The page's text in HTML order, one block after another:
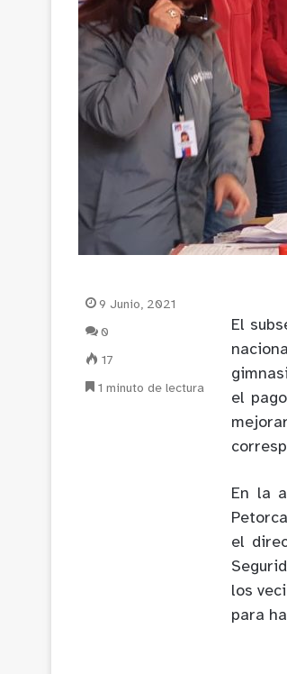
El
el
En la
el
los
para
9 Junio, 2021
0
17
1 minuto de lectura